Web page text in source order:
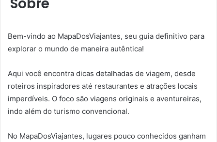
Bem-vindo ao MapaDosViajantes, seu guia definitivo para
explorar o mundo de maneira autêntica!
Aqui você encontra dicas detalhadas de viagem, desde
roteiros inspiradores até restaurantes e atrações locais
imperdíveis. O foco são viagens originais e aventureiras,
indo além do turismo convencional.
No MapaDosViajantes, lugares pouco conhecidos ganham